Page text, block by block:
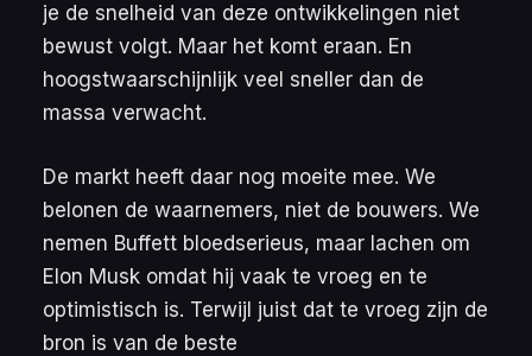
je de snelheid van deze ontwikkelingen niet
bewust volgt. Maar het komt eraan. En
hoogstwaarschijnlijk veel sneller dan de
massa verwacht.
De markt heeft daar nog moeite mee. We
belonen de waarnemers, niet de bouwers. We
nemen Buffett bloedserieus, maar lachen om
Elon Musk omdat hij vaak te vroeg en te
optimistisch is. Terwijl juist dat te vroeg zijn de
bron is van de beste